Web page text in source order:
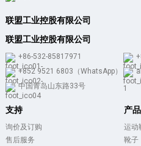
联盟工业控股有限公司
联盟工业控股有限公司
+86-532-85817971
+852 9521 6803（WhatsApp）
中国青岛山东路33号
支持
询价及订购
售后服务
产品
运动
靴子